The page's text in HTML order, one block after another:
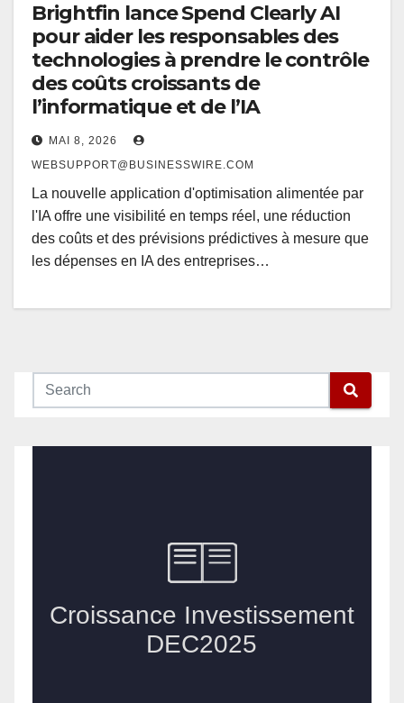
Brightfin lance Spend Clearly AI
pour aider les responsables des
technologies à prendre le contrôle
des coûts croissants de
l’informatique et de l’IA
MAI 8, 2026
WEBSUPPORT@BUSINESSWIRE.COM
La nouvelle application d'optimisation alimentée par
l'IA offre une visibilité en temps réel, une réduction
des coûts et des prévisions prédictives à mesure que
les dépenses en IA des entreprises…